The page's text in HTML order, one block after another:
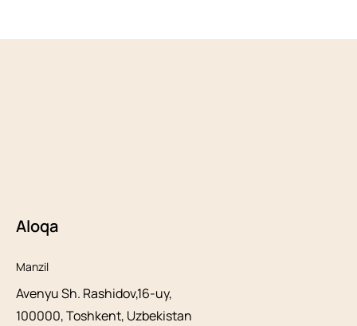
Aloqa
Manzil
Avenyu Sh. Rashidov,16-uy,
100000, Toshkent, Uzbekistan